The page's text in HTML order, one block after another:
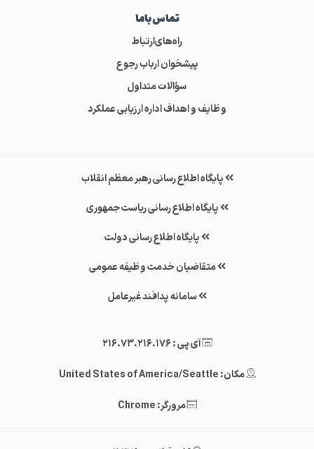
تماس‌باما
راه‌های‌ارتباط
پیشخوان ارباب رجوع
سؤالات متداول
وظایف و اهداف اداره ارزیابی عملکرد
پایگاه اطلاع رسانی رهبر معظم انقلاب
پایگاه اطلاع رسانی ریاست جمهوری
پایگاه اطلاع رسانی دولت
متقاضیان خدمت وظیفه عمومی
سامانه پدافند غیرعامل
آی پی : 216.73.216.176
مکان: United States of America/Seattle
مرورگر: Chrome